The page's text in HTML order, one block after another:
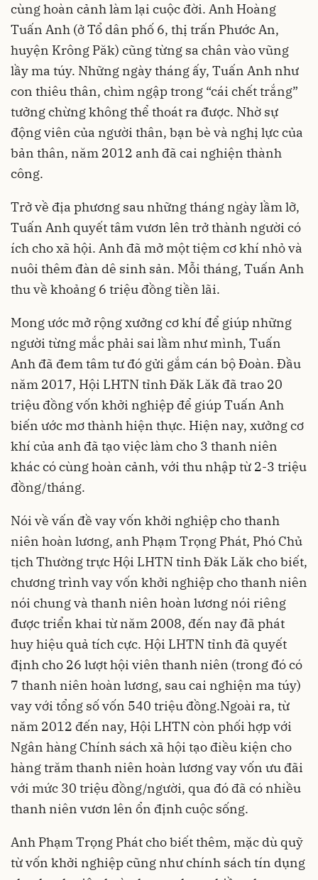
cùng hoàn cảnh làm lại cuộc đời. Anh Hoàng
Tuấn Anh (ở Tổ dân phố 6, thị trấn Phước An,
huyện Krông Păk) cũng từng sa chân vào vũng
lầy ma túy. Những ngày tháng ấy, Tuấn Anh như
con thiêu thân, chìm ngập trong “cái chết trắng”
tưởng chừng không thể thoát ra được. Nhờ sự
động viên của người thân, bạn bè và nghị lực của
bản thân, năm 2012 anh đã cai nghiện thành
công.
Trở về địa phương sau những tháng ngày lầm lỡ,
Tuấn Anh quyết tâm vươn lên trở thành người có
ích cho xã hội. Anh đã mở một tiệm cơ khí nhỏ và
nuôi thêm đàn dê sinh sản. Mỗi tháng, Tuấn Anh
thu về khoảng 6 triệu đồng tiền lãi.
Mong ước mở rộng xưởng cơ khí để giúp những
người từng mắc phải sai lầm như mình, Tuấn
Anh đã đem tâm tư đó gửi gắm cán bộ Đoàn. Đầu
năm 2017, Hội LHTN tỉnh Đăk Lăk đã trao 20
triệu đồng vốn khởi nghiệp để giúp Tuấn Anh
biến ước mơ thành hiện thực. Hiện nay, xưởng cơ
khí của anh đã tạo việc làm cho 3 thanh niên
khác có cùng hoàn cảnh, với thu nhập từ 2-3 triệu
đồng/tháng.
Nói về vấn đề vay vốn khởi nghiệp cho thanh
niên hoàn lương, anh Phạm Trọng Phát, Phó Chủ
tịch Thường trực Hội LHTN tỉnh Đăk Lăk cho biết,
chương trình vay vốn khởi nghiệp cho thanh niên
nói chung và thanh niên hoàn lương nói riêng
được triển khai từ năm 2008, đến nay đã phát
huy hiệu quả tích cực. Hội LHTN tỉnh đã quyết
định cho 26 lượt hội viên thanh niên (trong đó có
7 thanh niên hoàn lương, sau cai nghiện ma túy)
vay với tổng số vốn 540 triệu đồng.Ngoài ra, từ
năm 2012 đến nay, Hội LHTN còn phối hợp với
Ngân hàng Chính sách xã hội tạo điều kiện cho
hàng trăm thanh niên hoàn lương vay vốn ưu đãi
với mức 30 triệu đồng/người, qua đó đã có nhiều
thanh niên vươn lên ổn định cuộc sống.
Anh Phạm Trọng Phát cho biết thêm, mặc dù quỹ
từ vốn khởi nghiệp cũng như chính sách tín dụng